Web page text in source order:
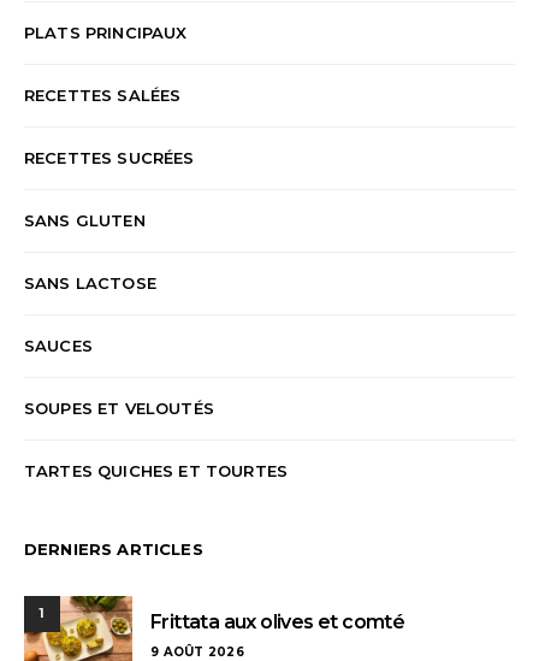
PLATS PRINCIPAUX
RECETTES SALÉES
RECETTES SUCRÉES
SANS GLUTEN
SANS LACTOSE
SAUCES
SOUPES ET VELOUTÉS
TARTES QUICHES ET TOURTES
DERNIERS ARTICLES
1 Frittata aux olives et comté
9 AOÛT 2026